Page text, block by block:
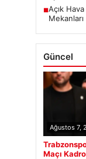
■Açık
Mekanları
Güncel
Ağustos 7,
Maçı